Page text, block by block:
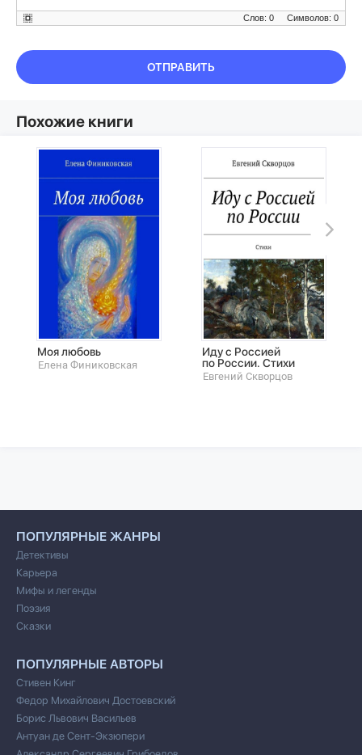
Символов: 0
Слов: 0
ОТПРАВИТЬ
Похожие книги
Моя любовь
Елена Финиковская
Иду с Россией
по России. Стихи
Евгений Скворцов
ПОПУЛЯРНЫЕ ЖАНРЫ
Детективы
Карьера
Мифы и легенды
Поэзия
Сказки
ПОПУЛЯРНЫЕ АВТОРЫ
Стивен Кинг
Федор Михайлович Достоевский
Борис Львович Васильев
Антуан де Сент-Экзюпери